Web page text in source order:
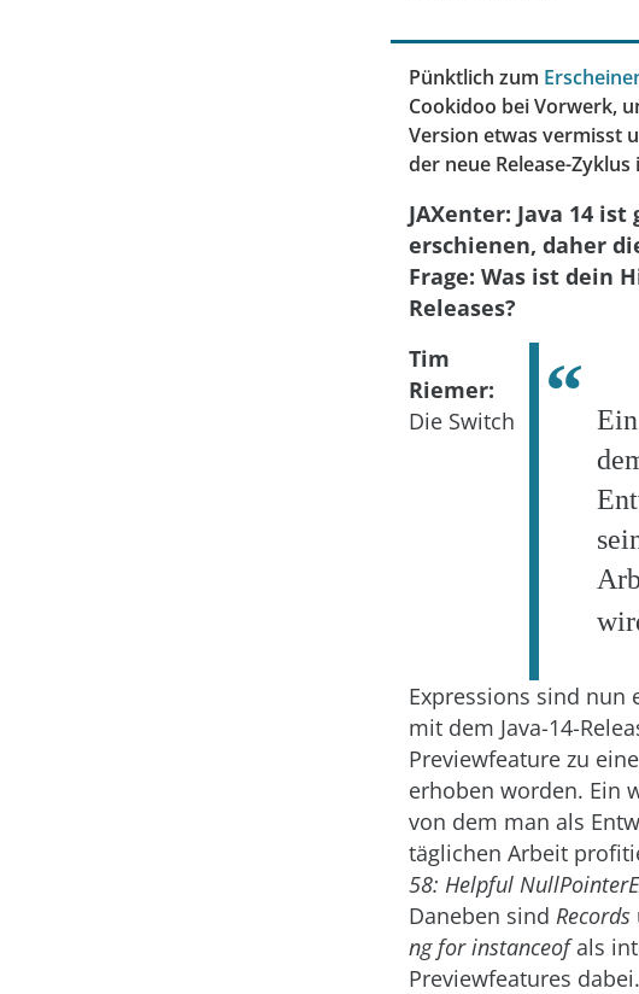
Pünktlich zum
Cookidoo bei Vorwerk,
Version etwas vermisst
der neue Release-
JAXenter: Java 14 ist
erschienen, daher
Frage: Was ist dein
Releases?
Tim
Riemer:
Die Switch
Expressions sind nun
mit dem Java-14-
Previewfeature zu
erhoben worden. Ein
von dem man als
täglichen Arbeit
58: Helpful
Daneben sind Records
ng for instanceofals
Previewfeatures dabei.